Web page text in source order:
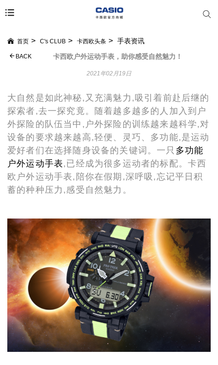
首页 C's CLUB 卡西欧头条 手表资讯
卡西欧户外运动手表，助你感受自然魅力！
BACK
2021年02月19日
大自然是如此神秘,又充满魅力,吸引着前赴后继的
探索者,去一探究竟。随着越多越多的人加入到户
外探险的队伍当中,户外探险的训练越来越科学,对
设备的要求越来越高,轻便、灵巧、多功能,是运动
爱好者们在选择随身设备的关键词。一只 多功能
户外运动手表,已经成为很多运动者的标配。卡西
欧户外运动手表,陪你在假期,深呼吸,忘记平日积
蓄的种种压力,感受自然魅力。